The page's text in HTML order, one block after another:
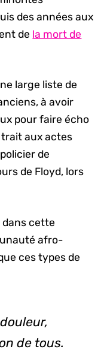
des années aux
de la mort de
large liste de
à avoir
pour faire écho
aux actes
de
de Floyd, lors
dans cette
afro-
ces types de
de tous.